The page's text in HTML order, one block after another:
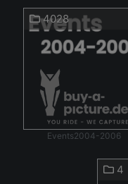
4028
Events2004-2006
4